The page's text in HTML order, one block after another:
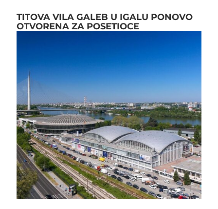
TITOVA VILA GALEB U IGALU PONOVO
OTVORENA ZA POSETIOCE